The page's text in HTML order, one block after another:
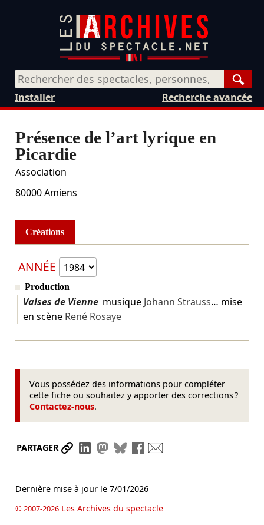
Recherche avancée
Installer
Présence de l’art lyrique en
Picardie
Association
80000 Amiens
Créations
ANNÉE
Production
Valses de Viennemusique Johann Strauss… mise
en scène René Rosaye
Vous possédez des informations pour compléter
cette fiche ou souhaitez y apporter des corrections ?
Contactez-nous.
PARTAGER Partager le lien
Partager sur LinkedIn
Partager sur Mastodon
Partager sur Bluesky
Partager sur Facebook
Dernière mise à jour le 7/01/2026
© 2007-2026Les Archives du spectacle